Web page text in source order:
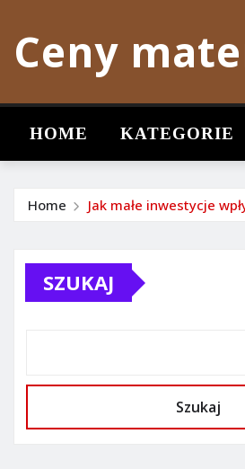
content
Ceny
HOME KATEGORIE
Home Jak małe inwestycje
SZUKAJ
Szukaj